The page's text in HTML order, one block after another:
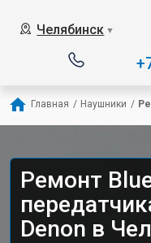
Челябинск ▼
Главная / Наушники /
Ремонт
Denon в